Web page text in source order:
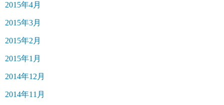
2015年4月
2015年3月
2015年2月
2015年1月
2014年12月
2014年11月